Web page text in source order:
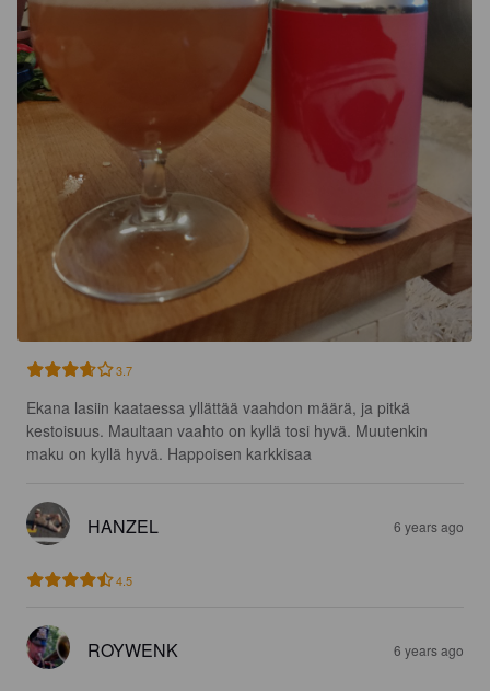
3.7
Ekana lasiin kaataessa yllättää vaahdon määrä, ja pitkä
kestoisuus. Maultaan vaahto on kyllä tosi hyvä. Muutenkin
maku on kyllä hyvä. Happoisen karkkisaa
HANZEL 6 years ago
4.5
ROYWENK 6 years ago